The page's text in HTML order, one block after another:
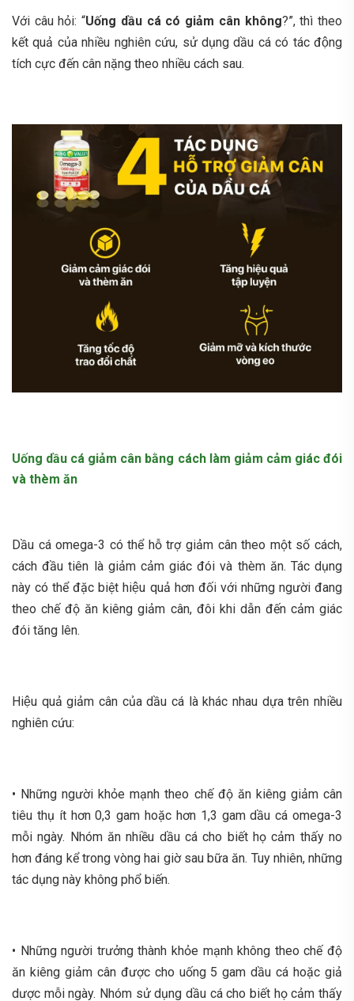
Với câu hỏi: “Uống dầu cá có giảm cân không?”, thì theo
kết quả của nhiều nghiên cứu, sử dụng dầu cá có tác động
tích cực đến cân nặng theo nhiều cách sau.
Uống dầu cá giảm cân bằng cách làm giảm cảm giác đói
và thèm ăn
Dầu cá omega-3 có thể hỗ trợ giảm cân theo một số cách,
cách đầu tiên là giảm cảm giác đói và thèm ăn. Tác dụng
này có thể đặc biệt hiệu quả hơn đối với những người đang
theo chế độ ăn kiêng giảm cân, đôi khi dẫn đến cảm giác
đói tăng lên.
Hiệu quả giảm cân của dầu cá là khác nhau dựa trên nhiều
nghiên cứu:
• Những người khỏe mạnh theo chế độ ăn kiêng giảm cân
tiêu thụ ít hơn 0,3 gam hoặc hơn 1,3 gam dầu cá omega-3
mỗi ngày. Nhóm ăn nhiều dầu cá cho biết họ cảm thấy no
hơn đáng kể trong vòng hai giờ sau bữa ăn. Tuy nhiên, những
tác dụng này không phổ biến.
• Những người trưởng thành khỏe mạnh không theo chế độ
ăn kiêng giảm cân được cho uống 5 gam dầu cá hoặc giả
dược mỗi ngày. Nhóm sử dụng dầu cá cho biết họ cảm thấy